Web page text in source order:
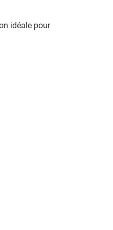
idéale pour